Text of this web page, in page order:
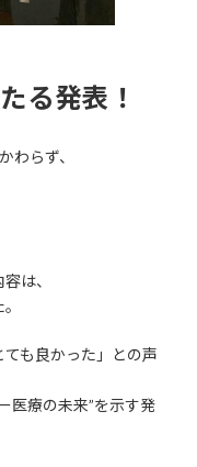
る発表！
わらず、
は、
も良かった」との声
医療の未来”を示す発